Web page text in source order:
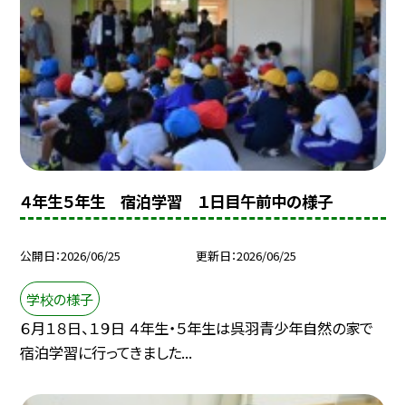
４年生５年生 宿泊学習 １日目午前中の様子
公開日 2026/06/25 更新日 2026/06/25
学校の様子
６月１８日、１９日 ４年生・５年生は呉羽青少年自然の家で
宿泊学習に行ってきました...